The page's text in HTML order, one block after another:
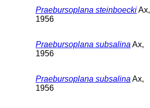
Praebursoplana steinboeckiAx,
1956
Praebursoplana subsalina Ax,
1956
Praebursoplana subsalina Ax,
1956